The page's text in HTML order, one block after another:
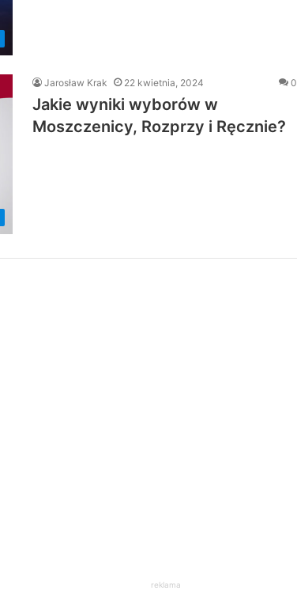
Jarosław Krak 22 kwietnia, 2024 0
Jakie wyniki wyborów w
Moszczenicy, Rozprzy i Ręcznie?
reklama